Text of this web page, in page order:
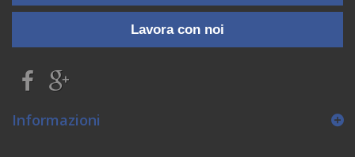
Lavora con noi
Informazioni